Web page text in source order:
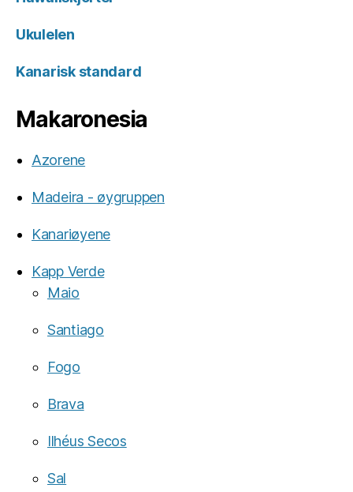
Ukulelen
Kanarisk standard
Makaronesia
Azorene
Madeira - øygruppen
Kanariøyene
Kapp Verde
Maio
Santiago
Fogo
Brava
Ilhéus Secos
Sal